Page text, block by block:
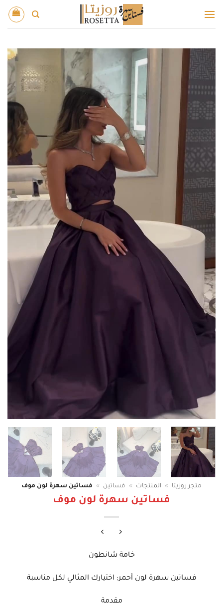
للمحتوى
متجر روزيتا » المنتجات » فساتين » فساتين سهرة لون موف
فساتين سهرة لون موف
خامة شانطون
فساتين سهرة لون أحمر: اختيارك المثالي لكل مناسبة
مقدمة